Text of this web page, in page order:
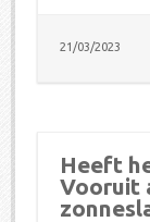
21/03/2023
Heeft
Vooruit